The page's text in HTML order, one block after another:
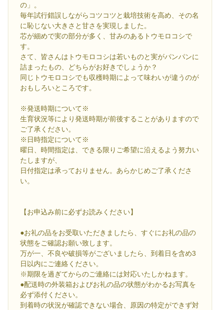
の」。
毎年試行錯誤しながらコツコツと栽培技術を高め、その名
に恥じない大きさと甘さを実現しました。
芯が細めで実の部分が多く、甘みのあるトウモロコシで
す。
さて、皆さんはトウモロコシは若いものと実がパンパンに
詰まったもの、どちらがお好きでしょうか？
同じトウモロコシでも収穫時期によって味わいが違うのが
おもしろいところです。
※発送時期について※
生育状況等により発送時期が前後することがありますので
ご了承ください。
※日時指定について※
曜日、時間指定は、できる限りご希望に沿えるよう努力い
たしますが、
日付指定は承っておりません。あらかじめご了承くださ
い。
【お申込み前に必ずお読みください】
●お礼の品をお受取いただきましたら、すぐにお礼の品の
状態をご確認お願い致します。
万が一、不良や破損等がございましたら、到着日を含め3
日以内にご連絡ください。
※期限を過ぎてからのご連絡には対応いたしかねます。
●配送時の外装箱およびお礼の品の状態がわかるお写真を
必ず添付ください。
到着時の状況が確認できない場合、原因の特定ができず対